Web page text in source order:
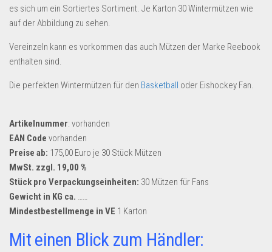
Sport & Freizeit
Uhren & Schmuck
Wohnen & Einrichten
Restposten-Angebote
eBay Restposten kaufen
Sonderposten-Angebote
Saison & Eventprodkte
Dropshipping-Produkte
B2B Produkte
Amazon
es sich um ein Sortiertes Sortiment. Je Karton 30 Wintermützen wie
auf der Abbildung zu sehen.
Vereinzeln kann es vorkommen das auch Mützen der Marke Reebook
enthalten sind.
Die perfekten Wintermützen für den Basketball oder Eishockey Fan.
Artikelnummer: vorhanden
EAN Code vorhanden
Preise ab: 175,00 Euro je 30 Stück Mützen
MwSt. zzgl. 19,00 %
Stück pro Verpackungseinheiten: 30 Mützen für Fans
Gewicht in KG ca. ……
Mindestbestellmenge in VE 1 Karton
Mit einen Blick zum Händler: